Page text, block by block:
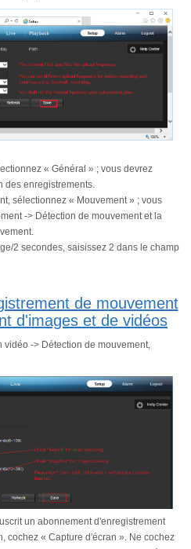
« Général » ; vous devrez
des enregistrements.
sélectionnez « Mouvement » ; vous
-> Détection de mouvement et la
2 secondes, saisissez 2 dans le champ
de mouvement
d'images et de vidéos
-> Détection de mouvement,
un abonnement d'enregistrement
cochez « Capture d'écran ». Ne cochez